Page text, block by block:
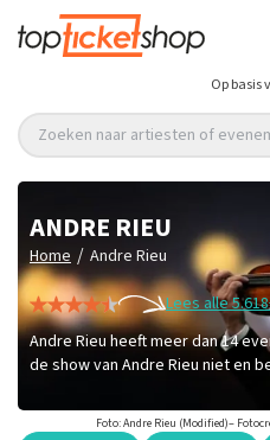
Op basis
Zoeken naar artiesten of
ANDRE RIEU
Home / Andre Rieu
Lees alle
Andre Rieu heeft meer dan 14
de show van Andre Rieu niet en
Foto: Andre Rieu (Modified)–